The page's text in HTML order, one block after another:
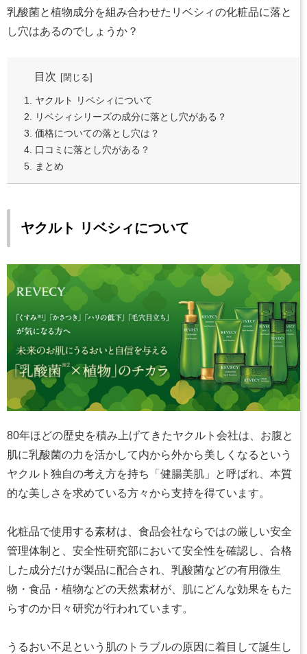
乳酸菌と植物成分を組み合わせたリベシィの化粧品に落と
し穴はあるのでしょうか？
目次
ヤクルト リベシィについて
リベシィシリーズの成分に落とし穴がある？
価格についての落とし穴は？
口コミに落とし穴がある？
まとめ
ヤクルト リベシィについて
80年ほどの歴史を積み上げてきたヤクルト会社は、お腹と
肌に乳酸菌の力を活かして内から外から美しくなるという
ヤクルト独自の考え方を持ち「健腸美肌」と呼ばれ、本質
的な美しさを求めている方々から支持を得ています。
化粧品で使用する素材は、食品会社ならではの厳しい安全
管理体制と、安全性研究部において安全性を確認し、合格
した成分だけが製品に配合され、乳酸菌などの有用微生
物・食品・植物などの天然素材が、肌にどんな効果をもた
らすのか日々研究が行われています。
うるおい不足という肌のトラブルの原因に着目して誕生し